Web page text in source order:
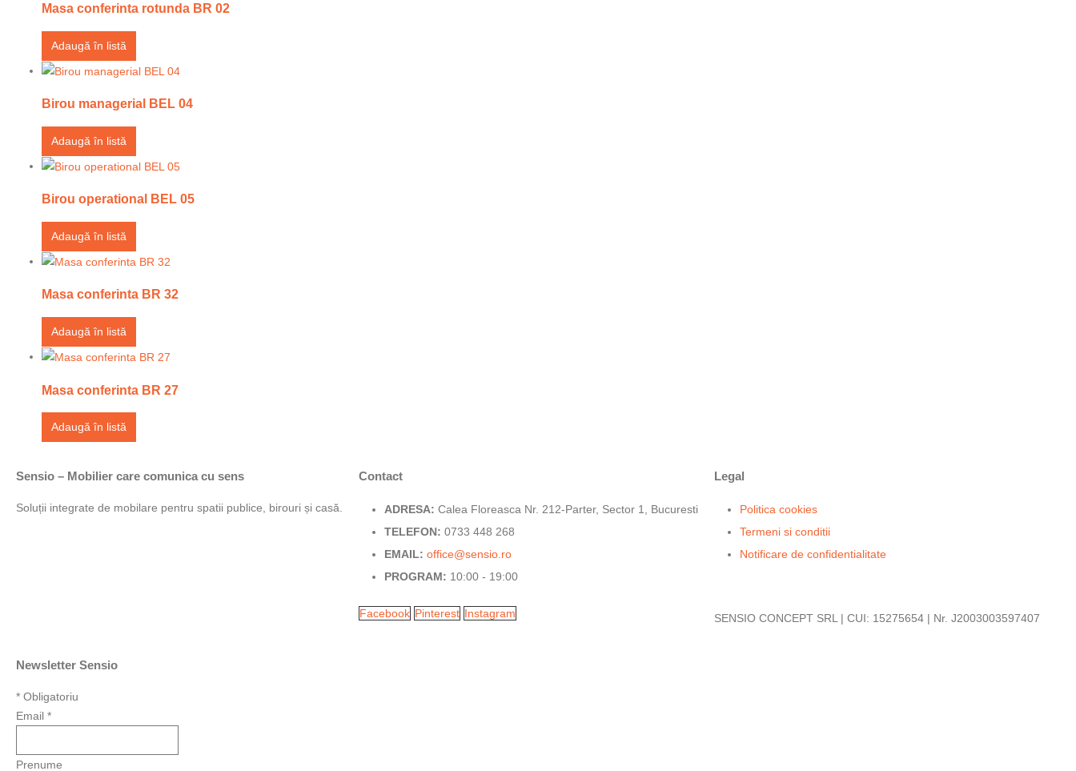
Masa conferinta rotunda BR 02
Adaugă în listă
Birou managerial BEL 04
Adaugă în listă
Birou operational BEL 05
Adaugă în listă
Masa conferinta BR 32
Adaugă în listă
Masa conferinta BR 27
Adaugă în listă
Sensio – Mobilier care comunica cu sens
Soluții integrate de mobilare pentru spatii publice, birouri și casă.
Contact
ADRESA: Calea Floreasca Nr. 212-Parter, Sector 1, Bucuresti
TELEFON: 0733 448 268
EMAIL: office@sensio.ro
PROGRAM: 10:00 - 19:00
Facebook Pinterest Instagram
Legal
Politica cookies
Termeni si conditii
Notificare de confidentialitate
SENSIO CONCEPT SRL | CUI: 15275654 | Nr. J2003003597407
Newsletter Sensio
* Obligatoriu
Email *
Prenume